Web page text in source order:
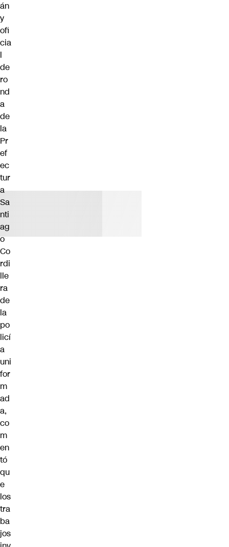
án
y
ofi
cia
l
de
ro
nd
a
de
la
Pr
ef
ec
tur
a
Sa
nti
ag
o
Co
rdi
lle
ra
de
la
po
licí
a
uni
for
m
ad
a,
co
m
en
tó
qu
e
los
tra
ba
jos